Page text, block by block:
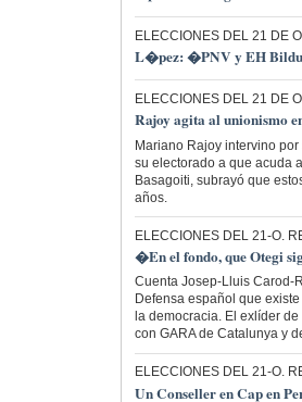
ELECCIONES DEL 21 DE
L�pez: �PNV y EH
ELECCIONES DEL 21 DE
Rajoy agita al unionismo
Mariano Rajoy intervino
su electorado a que acuda
Basagoiti, subrayó que
años.
ELECCIONES DEL 21-O.
�En el fondo, que Otegi
Cuenta Josep-Lluis Carod-
Defensa español que
la democracia. El exlíder
con GARA de Catalunya y
ELECCIONES DEL 21-O.
Un Conseller en Cap en